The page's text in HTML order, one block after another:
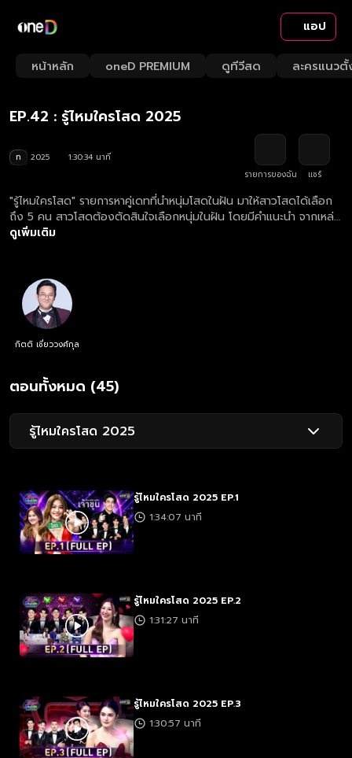
แอป
หน้าหลัก oneD PREMIUM ดูทีวีสด ละครแนวตั้
Loaded:
1.10%
Rate
EP.42 : รู้ไหมใครโสด 2025
ท 2025
1:30:34 นาที
รายการของฉัน
แชร์
"รู้ไหมใครโสด" รายการหาคู่เดทที่นำหนุ่มโสดในฝัน มาให้สาวโสดได้เลือก
ถึง 5 คน สาวโสดต้องตัดสินใจเลือกหนุ่มในฝัน โดยมีคำแนะนำ จากเหล่า
กูรู 4 ท่าน เป็นตัวช่วย ที่จะมาสร้างความสนุก ความป่วน มาร่วมลุ้นไป
ล่าสุด ทุกวันอังคาร เวลา 22.15 น.
ดูเพิ่มเติม
กิตติ เชี่ยววงศ์กุล
ตอนทั้งหมด (45)
รู้ไหมใครโสด 2025
รู้ไหมใครโสด 2025 EP.1
1:34:07 นาที
รู้ไหมใครโสด 2025 EP.2
1:31:27 นาที
รู้ไหมใครโสด 2025 EP.3
1:30:57 นาที